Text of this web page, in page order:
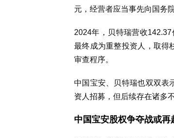
元，经营者应当事先向国务
2024年，贝特瑞营收
最终成为重整投资人，取得
审查程序。
中国宝安、贝特瑞也双双表
资人招募，但后续存在诸多
中国宝安股权争夺战或再